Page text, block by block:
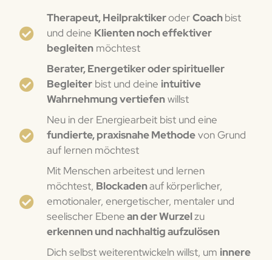
Therapeut, HeilpraktikeroderCoachbist
und deine Klienten noch effektiver
begleiten möchtest
Berater, Energetiker oder spiritueller
Begleiter bist und deine intuitive
Wahrnehmung vertiefenwillst
Neu in der Energiearbeit bist und eine
fundierte, praxisnahe Methodevon Grund
auf lernen möchtest
Mit Menschen arbeitest und lernen
möchtest, Blockadenauf körperlicher,
emotionaler, energetischer, mentaler und
seelischer Ebenean der Wurzelzu
erkennen und nachhaltig aufzulösen
Dich selbst weiterentwickeln willst, um innere